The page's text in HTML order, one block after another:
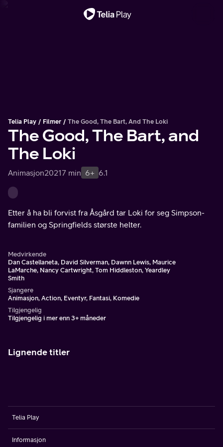
Telia Play Filmer The Good, The Bart, And The Loki
The Good, The Bart, and
The Loki
Animasjon20217 min 6+ 6.1
Etter å ha bli forvist fra Åsgård tar Loki for seg Simpson-
familien og Springfields største helter.
Medvirkende
Dan Castellaneta, David Silverman, Dawnn Lewis, Maurice
LaMarche, Nancy Cartwright, Tom Hiddleston, Yeardley
Smith
Sjangere
Animasjon, Action, Eventyr, Fantasi, Komedie
Tilgjengelig
Tilgjengelig i mer enn 3+ måneder
Lignende titler
Telia Play
Informasjon